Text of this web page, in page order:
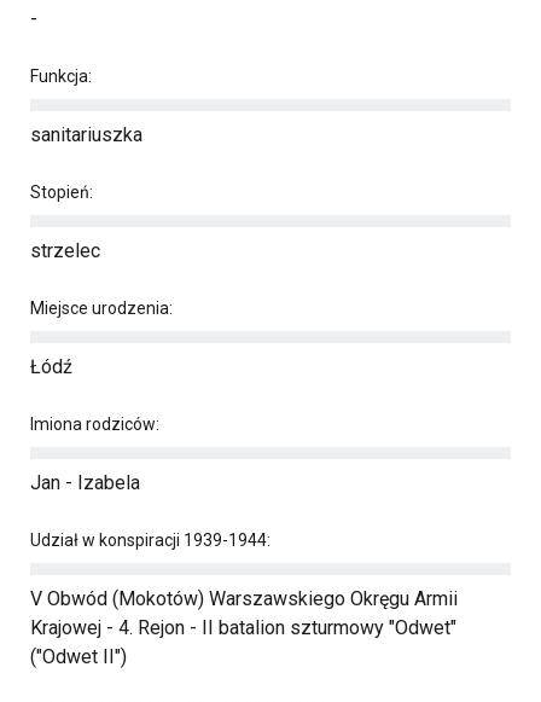
-
Funkcja:
sanitariuszka
Stopień:
strzelec
Miejsce urodzenia:
Łódź
Imiona rodziców:
Jan - Izabela
Udział w konspiracji 1939-1944:
V Obwód (Mokotów) Warszawskiego Okręgu Armii
Krajowej - 4. Rejon - II batalion szturmowy "Odwet"
("Odwet II")